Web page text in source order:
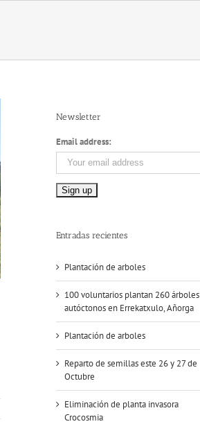
Newsletter
Email address:
Entradas recientes
Plantación de arboles
100 voluntarios plantan 260 árboles
autóctonos en Errekatxulo, Añorga
Plantación de arboles
Reparto de semillas este 26 y 27 de
Octubre
Eliminación de planta invasora
Crocosmia